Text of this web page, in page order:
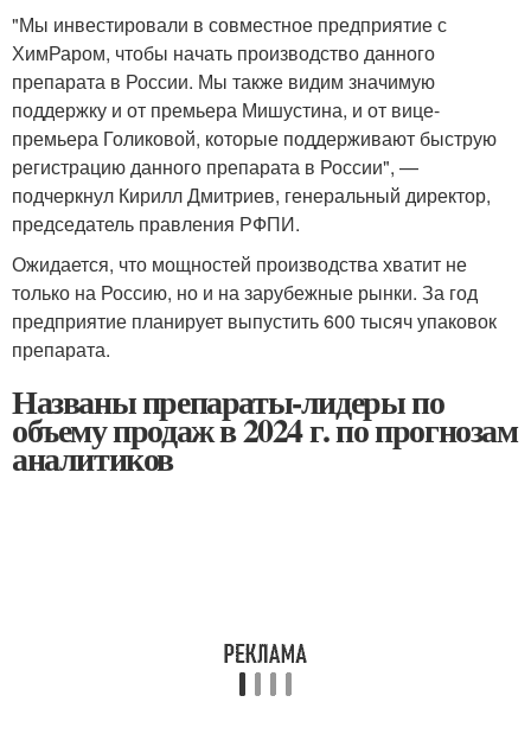
"Мы инвестировали в совместное предприятие с
ХимРаром, чтобы начать производство данного
препарата в России. Мы также видим значимую
поддержку и от премьера Мишустина, и от вице-
премьера Голиковой, которые поддерживают быструю
регистрацию данного препарата в России", —
подчеркнул Кирилл Дмитриев, генеральный директор,
председатель правления РФПИ.
Ожидается, что мощностей производства хватит не
только на Россию, но и на зарубежные рынки. За год
предприятие планирует выпустить 600 тысяч упаковок
препарата.
Названы препараты-лидеры по
объему продаж в 2024 г. по прогнозам
аналитиков